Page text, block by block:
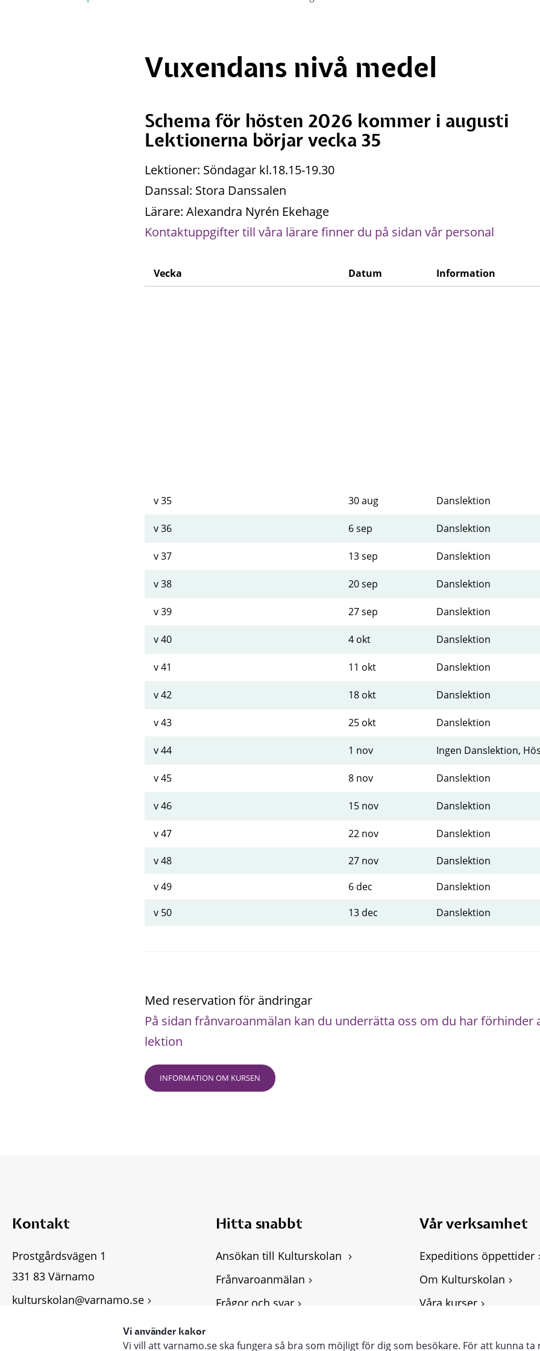
Vi använder kakor
Vi vill att varnamo.se ska fungera så bra som möjligt för dig som besökare. För att kunna
Vuxendans nivå medel
Schema för hösten 2026 kommer i augusti
Lektionerna börjar vecka 35
Lektioner: Söndagar kl.18.15-19.30
Danssal: Stora Danssalen
Lärare: Alexandra Nyrén Ekehage
Kontaktuppgifter till våra lärare finner du på sidan vår personal
Vecka Datum Information
v 35 30 aug Danslektion
v 36 6 sep Danslektion
v 37 13 sep Danslektion
v 38 20 sep Danslektion
v 39 27 sep Danslektion
v 40 4 okt Danslektion
v 41 11 okt Danslektion
v 42 18 okt Danslektion
v 43 25 okt Danslektion
v 44 1 nov Ingen Danslektion,
v 45 8 nov Danslektion
v 46 15 nov Danslektion
v 47 22 nov Danslektion
v 48 27 nov
Danslektion
v 49
6 dec
Danslektion
v 50
13 dec Danslektion
Med reservation för ändringar
På sidan frånvaroanmälan kan du underrätta oss om du har förhinder
lektion
INFORMATION OM KURSEN
Kontakt
Prostgårdsvägen 1
331 83 Värnamo
kulturskolan@varnamo.se
Hitta snabbt
Ansökan till Kulturskolan
Frånvaroanmälan
Frågor och svar
Vår verksamhet
Expeditions öppettider
Om Kulturskolan
Våra kurser